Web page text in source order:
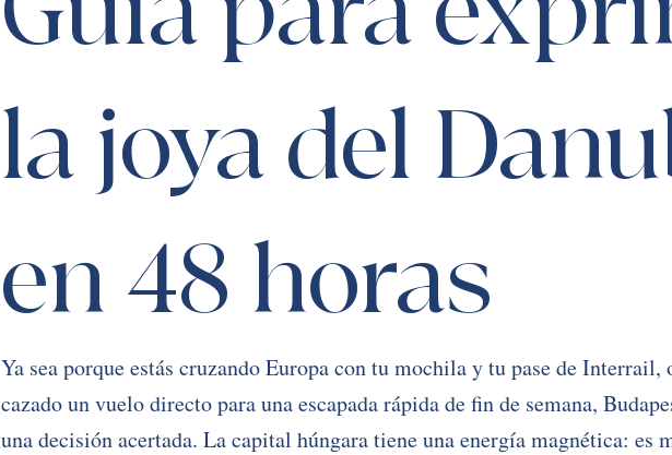
la joya del
en 48 horas
Ya sea porque estás cruzando Europa con tu mochila y tu pase de Interrail,
cazado un vuelo directo para una escapada rápida de fin de semana,
una decisión acertada. La capital húngara tiene una energía magnética: es